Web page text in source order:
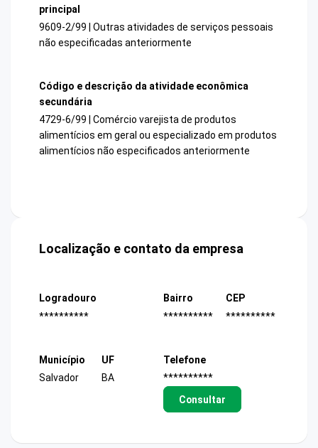
principal
9609-2/99 | Outras atividades de serviços pessoais
não especificadas anteriormente
Código e descrição da atividade econômica
secundária
4729-6/99 | Comércio varejista de produtos
alimentícios em geral ou especializado em produtos
alimentícios não especificados anteriormente
Localização e contato da empresa
Logradouro
**********
Bairro
**********
CEP
**********
Município
Salvador
UF
BA
Telefone
**********
Consultar